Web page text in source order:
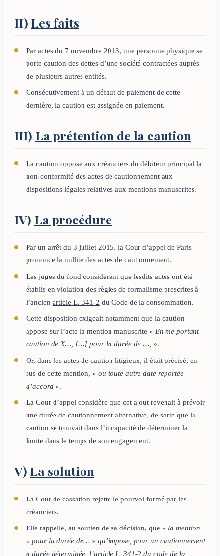
II) Les faits
Par actes du 7 novembre 2013, une personne physique se
porte caution des dettes d’une société contractées auprès
de plusieurs autres entités.
Consécutivement à un défaut de paiement de cette
dernière, la caution est assignée en paiement.
III) La prétention de la caution
La caution oppose aux créanciers du débiteur principal la
non-conformité des actes de cautionnement aux
dispositions légales relatives aux mentions manuscrites.
IV) La procédure
Par un arrêt du 3 juillet 2015, la Cour d’appel de Paris
prononce la nullité des actes de cautionnement.
Les juges du fond considèrent que lesdits actes ont été
établis en violation des règles de formalisme prescrites à
l’ancien article L. 341-2 du Code de la consommation.
Cette disposition exigeait notamment que la caution
appose sur l’acte la mention manuscrite « En me portant
caution de X…, […] pour la durée de …, ».
Or, dans les actes de caution litigieux, il était précisé, en
sus de cette mention, « ou toute autre date reportée
d’accord».
La Cour d’appel considère que cet ajout revenait à prévoir
une durée de cautionnement alternative, de sorte que la
caution se trouvait dans l’incapacité de déterminer la
limite dans le temps de son engagement.
V) La solution
La Cour de cassation rejette le pourvoi formé par les
créanciers.
Elle rappelle, au soutien de sa décision, que « la mention
« pour la durée de… » qu’impose, pour un cautionnement
à durée déterminée, l’article L. 341-2 du code de la